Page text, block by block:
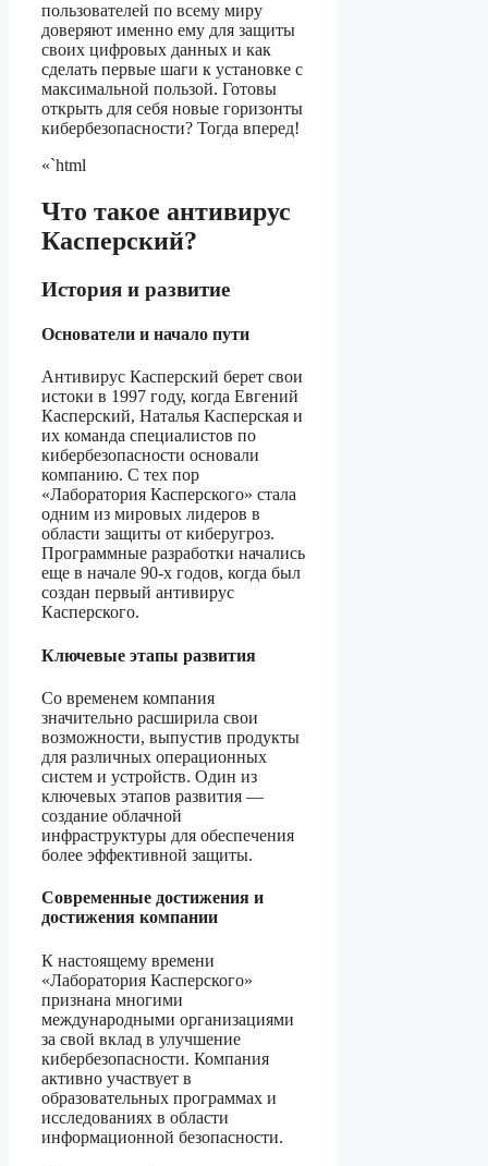
пользователей по всему миру
доверяют именно ему для защиты
своих цифровых данных и как
сделать первые шаги к установке с
максимальной пользой. Готовы
открыть для себя новые горизонты
кибербезопасности? Тогда вперед!
«`html
Что такое антивирус
Касперский?
История и развитие
Основатели и начало пути
Антивирус Касперский берет свои
истоки в 1997 году, когда Евгений
Касперский, Наталья Касперская и
их команда специалистов по
кибербезопасности основали
компанию. С тех пор
«Лаборатория Касперского» стала
одним из мировых лидеров в
области защиты от киберугроз.
Программные разработки начались
еще в начале 90-х годов, когда был
создан первый антивирус
Касперского.
Ключевые этапы развития
Со временем компания
значительно расширила свои
возможности, выпустив продукты
для различных операционных
систем и устройств. Один из
ключевых этапов развития —
создание облачной
инфраструктуры для обеспечения
более эффективной защиты.
Современные достижения и
достижения компании
К настоящему времени
«Лаборатория Касперского»
признана многими
международными организациями
за свой вклад в улучшение
кибербезопасности. Компания
активно участвует в
образовательных программах и
исследованиях в области
информационной безопасности.